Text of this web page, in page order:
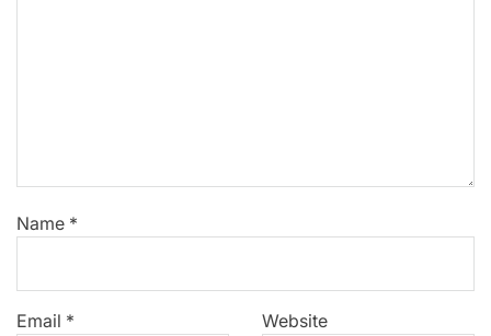
Name *
Email * Website